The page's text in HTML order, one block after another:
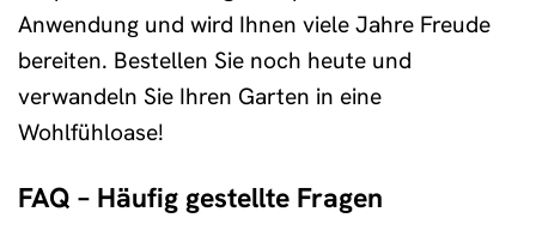
Anwendung und wird Ihnen viele Jahre Freude
bereiten. Bestellen Sie noch heute und
verwandeln Sie Ihren Garten in eine
Wohlfühloase!
FAQ – Häufig gestellte Fragen